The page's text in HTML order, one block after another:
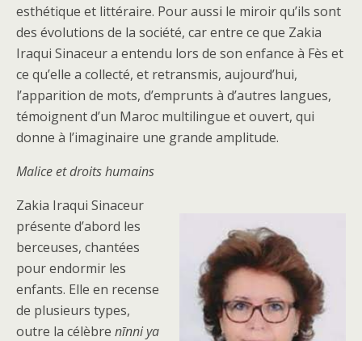
esthétique et littéraire. Pour aussi le miroir qu’ils sont
des évolutions de la société, car entre ce que Zakia
Iraqui Sinaceur a entendu lors de son enfance à Fès et
ce qu’elle a collecté, et retransmis, aujourd’hui,
l’apparition de mots, d’emprunts à d’autres langues,
témoignent d’un Maroc multilingue et ouvert, qui
donne à l’imaginaire une grande amplitude.
Malice et droits humains
Zakia Iraqui Sinaceur
présente d’abord les
berceuses, chantées
pour endormir les
enfants. Elle en recense
de plusieurs types,
outre la célèbre nīnni ya